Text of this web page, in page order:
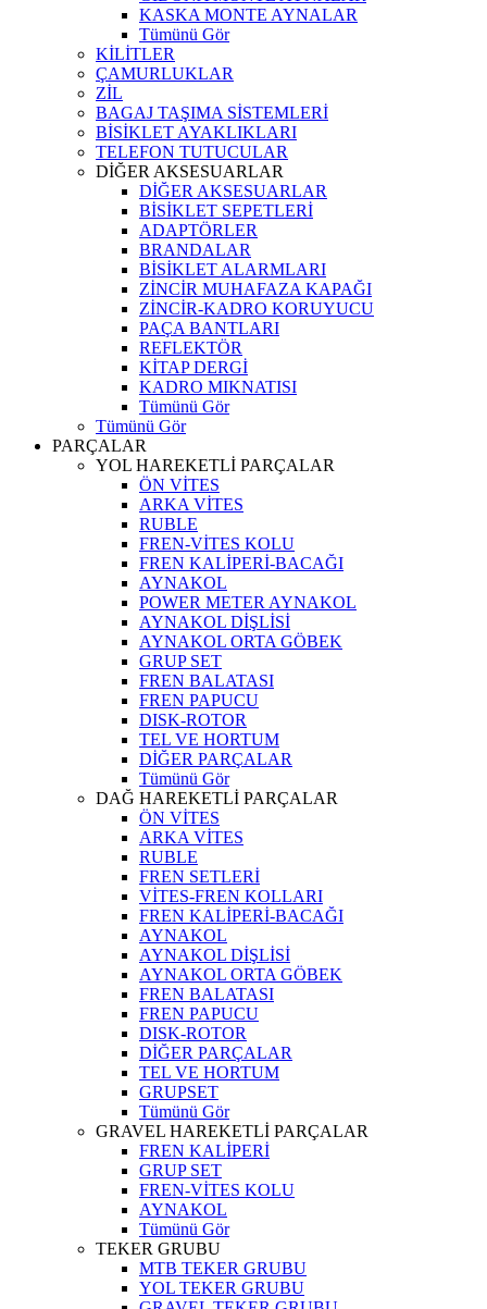
KASKA MONTE AYNALAR
Tümünü Gör
KİLİTLER
ÇAMURLUKLAR
ZİL
BAGAJ TAŞIMA SİSTEMLERİ
BİSİKLET AYAKLIKLARI
TELEFON TUTUCULAR
DİĞER AKSESUARLAR
DİĞER AKSESUARLAR
BİSİKLET SEPETLERİ
ADAPTÖRLER
BRANDALAR
BİSİKLET ALARMLARI
ZİNCİR MUHAFAZA KAPAĞI
ZİNCİR-KADRO KORUYUCU
PAÇA BANTLARI
REFLEKTÖR
KİTAP DERGİ
KADRO MIKNATISI
Tümünü Gör
Tümünü Gör
PARÇALAR
YOL HAREKETLİ PARÇALAR
ÖN VİTES
ARKA VİTES
RUBLE
FREN-VİTES KOLU
FREN KALİPERİ-BACAĞI
AYNAKOL
POWER METER AYNAKOL
AYNAKOL DİŞLİSİ
AYNAKOL ORTA GÖBEK
GRUP SET
FREN BALATASI
FREN PAPUCU
DISK-ROTOR
TEL VE HORTUM
DİĞER PARÇALAR
Tümünü Gör
DAĞ HAREKETLİ PARÇALAR
ÖN VİTES
ARKA VİTES
RUBLE
FREN SETLERİ
VİTES-FREN KOLLARI
FREN KALİPERİ-BACAĞI
AYNAKOL
AYNAKOL DİŞLİSİ
AYNAKOL ORTA GÖBEK
FREN BALATASI
FREN PAPUCU
DISK-ROTOR
DİĞER PARÇALAR
TEL VE HORTUM
GRUPSET
Tümünü Gör
GRAVEL HAREKETLİ PARÇALAR
FREN KALİPERİ
GRUP SET
FREN-VİTES KOLU
AYNAKOL
Tümünü Gör
TEKER GRUBU
MTB TEKER GRUBU
YOL TEKER GRUBU